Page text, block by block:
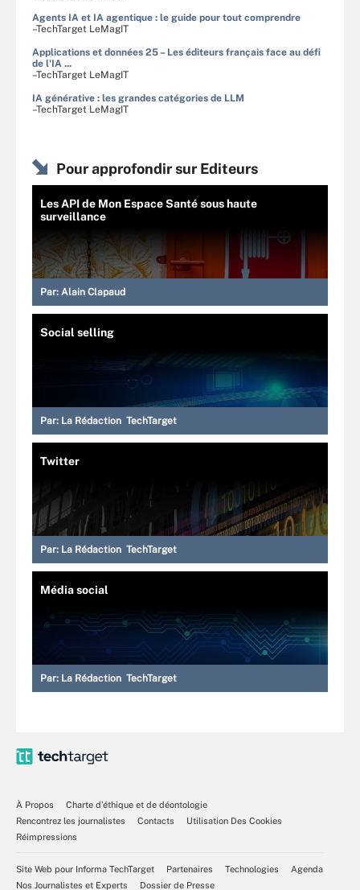
Agents IA et IA agentique : le guide pour tout comprendre
–TechTarget LeMagIT
Applications et données 25 – Les éditeurs français face au défi
de l'IA ...
–TechTarget LeMagIT
IA générative : les grandes catégories de LLM
–TechTarget LeMagIT
Pour approfondir sur Editeurs
Les API de Mon Espace Santé sous haute
surveillance
Par: Alain Clapaud
Social selling
Par: La Rédaction TechTarget
Twitter
Par: La Rédaction TechTarget
Média social
Par: La Rédaction TechTarget
À Propos
Charte d’éthique et de déontologie
Rencontrez les journalistes
Contacts
Utilisation Des Cookies
Réimpressions
Site Web pour Informa TechTarget Partenaires Technologies
Agenda
Nos Journalistes et Experts
Dossier de Presse